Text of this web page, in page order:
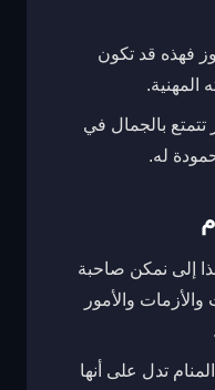
فهذه قد تكون
بالجمال في
له.
إلى نمكن صاحبة
والأمور
تدل على أنها